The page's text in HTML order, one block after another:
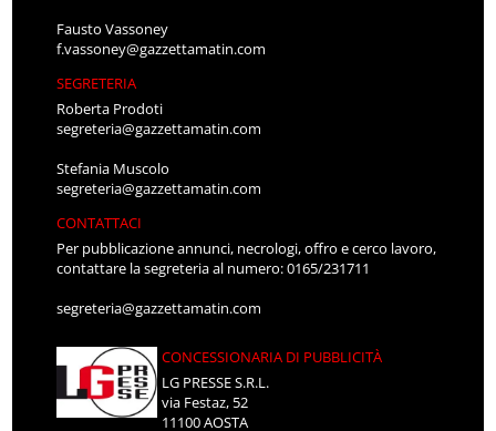
Fausto Vassoney
f.vassoney@gazzettamatin.com
SEGRETERIA
Roberta Prodoti
segreteria@gazzettamatin.com
Stefania Muscolo
segreteria@gazzettamatin.com
CONTATTACI
Per pubblicazione annunci, necrologi, offro e cerco lavoro,
contattare la segreteria al numero: 0165/231711
segreteria@gazzettamatin.com
CONCESSIONARIA DI PUBBLICITÀ
LG PRESSE S.R.L.
via Festaz, 52
11100 AOSTA